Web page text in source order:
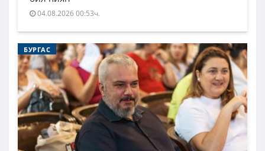
04.08.2026 00:53ч.
БУРГАС